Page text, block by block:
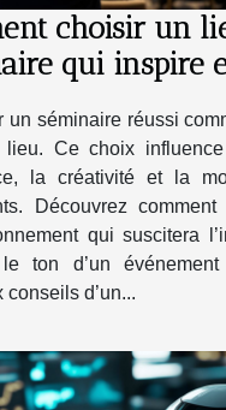
choisir un
qui inspire
un séminaire réussi
Ce choix influence
la créativité et la
Découvrez comment
qui suscitera
ton d’un événement
conseils d’un...